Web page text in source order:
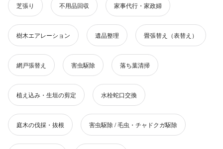
芝張り 不用品回収 家事代行・家政婦
樹木エアレーション 遺品整理 畳張替え（表替え）
網戸張替え 害虫駆除 落ち葉清掃
植え込み・生垣の剪定 水栓蛇口交換
庭木の伐採・抜根 害虫駆除 / 毛虫・チャドクガ駆除